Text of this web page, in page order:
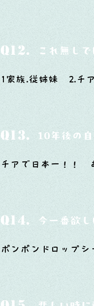
Q12. これ無し
1家族.従姉妹 2.チ
Q13. 10年後の
チアで日本一！！
Q14. 今一番欲し
ポンポンドロップシ